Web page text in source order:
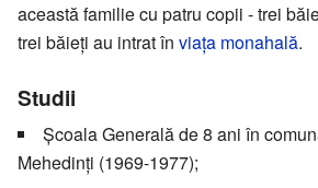
această familie cu patru copii - trei
trei băieți au intrat în viața monahală.
Studii
Școala Generală de 8 ani în
Mehedinți (1969-1977);